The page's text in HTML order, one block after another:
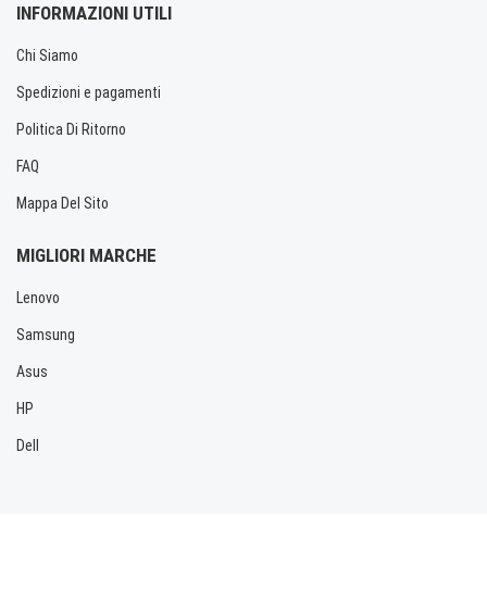
INFORMAZIONI UTILI
Chi Siamo
Spedizioni e pagamenti
Politica Di Ritorno
FAQ
Mappa Del Sito
MIGLIORI MARCHE
Lenovo
Samsung
Asus
HP
Dell